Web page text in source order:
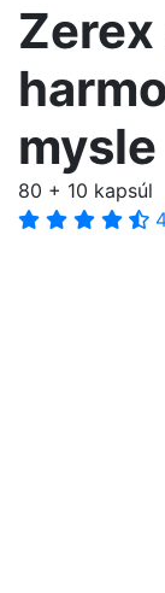
mysle
80 + 10 kapsúl